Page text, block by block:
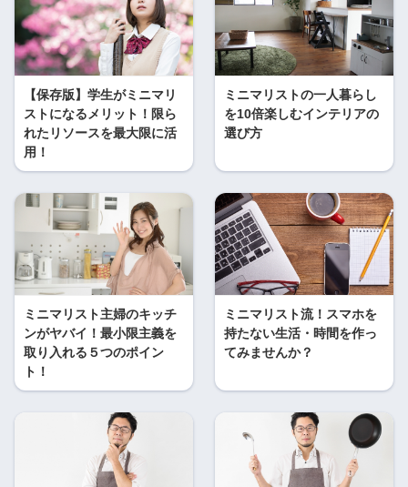
【保存版】学生がミニマリ
ストになるメリット！限ら
れたリソースを最大限に活
用！
ミニマリストの一人暮らし
を10倍楽しむインテリアの
選び方
ミニマリスト主婦のキッチ
ンがヤバイ！最小限主義を
取り入れる５つのポイン
ト！
ミニマリスト流！スマホを
持たない生活・時間を作っ
てみませんか？